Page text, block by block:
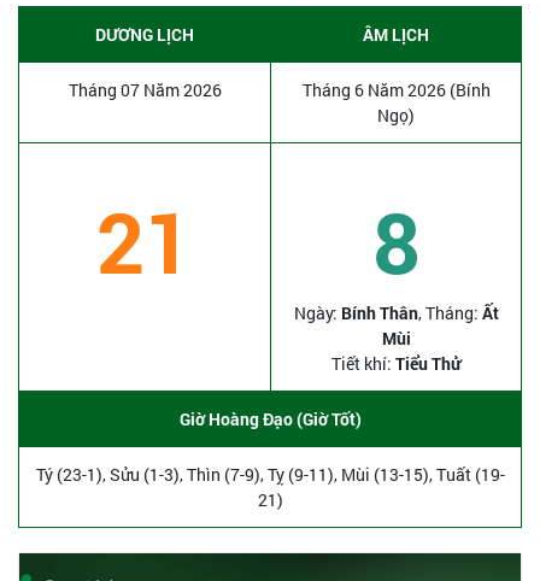
DƯƠNG LỊCH ÂM LỊCH
Tháng 07 Năm 2026
Tháng 6 Năm 2026 (Bính
Ngọ)
21 8
Ngày: Bính Thân, Tháng: Ất
Mùi
Tiết khí: Tiểu Thử
Giờ Hoàng Đạo (Giờ Tốt)
Tý (23-1), Sửu (1-3), Thìn (7-9), Tỵ (9-11), Mùi (13-15), Tuất (19-
21)